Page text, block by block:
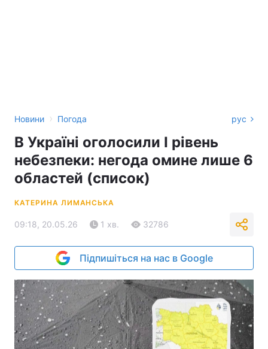
Новини › Погода рус
В Україні оголосили І рівень
небезпеки: негода омине лише 6
областей (список)
КАТЕРИНА ЛИМАНСЬКА
09:18, 20.05.26 1 хв. 32786
Підпишіться на нас в Google